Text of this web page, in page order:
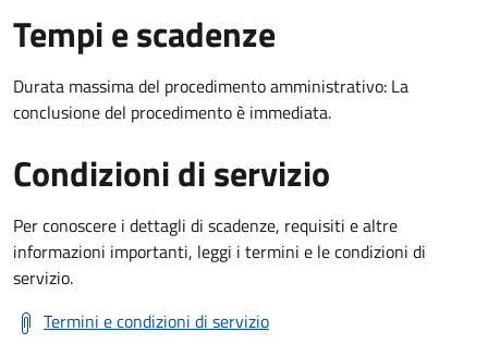
Tempi e scadenze
Durata massima del procedimento amministrativo: La
conclusione del procedimento è immediata.
Condizioni di servizio
Per conoscere i dettagli di scadenze, requisiti e altre
informazioni importanti, leggi i termini e le condizioni di
servizio.
Termini e condizioni di servizio